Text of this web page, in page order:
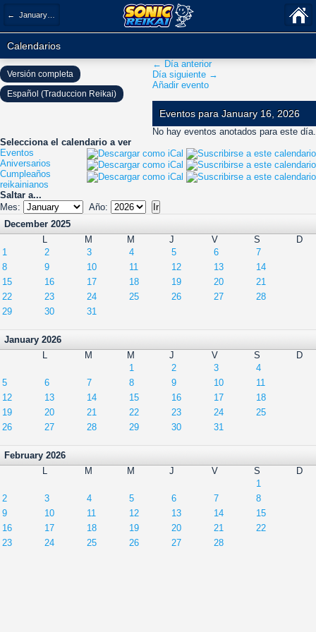
← January 2026
Calendarios
← Día anterior
Día siguiente →
Añadir evento
Eventos para January 16, 2026
No hay eventos anotados para este día.
Selecciona el calendario a ver
Eventos
Aniversarios
Cumpleaños
reikainianos
Saltar a...
Mes:
Año:
December 2025
L
M M J V S
D
1
2 3 4 5 6
7
8
9 10 11 12 13
14
15
16 17 18 19 20
21
22
23 24 25 26 27
28
29
30 31
January 2026
L
M M J V S
D
1
2 3
4
5
6 7 8 9 10
11
12
13 14 15 16 17
18
19
20 21 22 23 24
25
26
27 28 29 30 31
February 2026
L
M M J V S
D
1
2
3 4 5 6 7
8
9
10 11 12 13 14
15
16
17 18 19 20 21
22
23
24 25 26 27 28
Versión completa
Español (Traduccion Reikai)